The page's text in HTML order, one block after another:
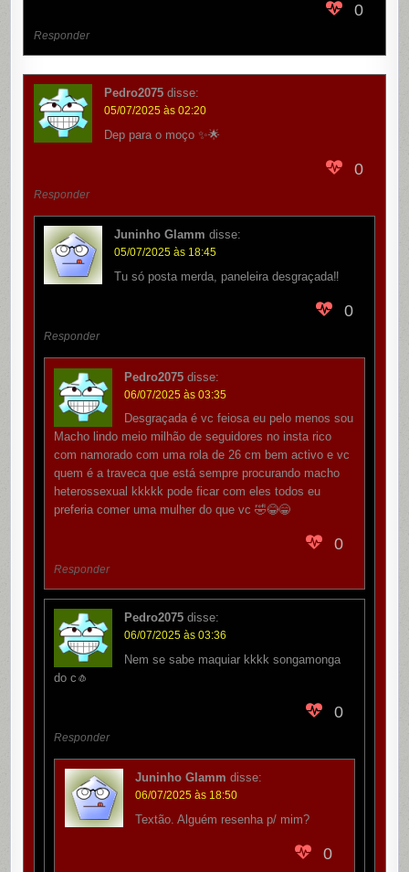
0
Responder
Pedro2075 disse:
05/07/2025 às 02:20
Dep para o moço ✨🌟
0
Responder
Juninho Glamm disse:
05/07/2025 às 18:45
Tu só posta merda, paneleira desgraçada‼️
0
Responder
Pedro2075 disse:
06/07/2025 às 03:35
Desgraçada é vc feiosa eu pelo menos sou
Macho lindo meio milhão de seguidores no insta rico
com namorado com uma rola de 26 cm bem activo e vc
quem é a traveca que está sempre procurando macho
heterossexual kkkkk pode ficar com eles todos eu
preferia comer uma mulher do que vc 🤣😂😁
0
Responder
Pedro2075 disse:
06/07/2025 às 03:36
Nem se sabe maquiar kkkk songamonga
do c🧄
0
Responder
Juninho Glamm disse:
06/07/2025 às 18:50
Textão. Alguém resenha p/ mim?
0